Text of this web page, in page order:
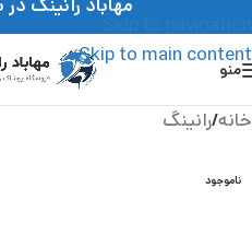
Skip to main content
مهاباد رانینگ
منو
خانه/رانینگ
ناموجود